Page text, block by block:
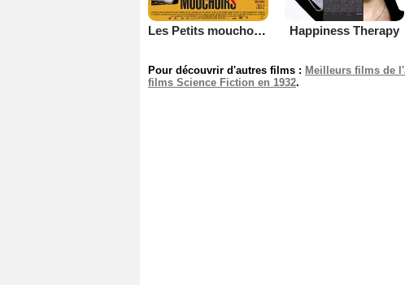
Les Petits mouchoirs Happiness Therapy
Pour découvrir d'autres films : Meilleurs films de
films Science Fiction en 1932.